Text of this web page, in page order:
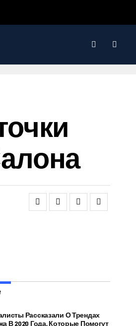
Рассказали О Трендах
В 2020 Года, Которые Помогут